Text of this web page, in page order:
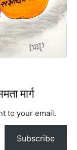
मार्ग
to your email.
Subscribe